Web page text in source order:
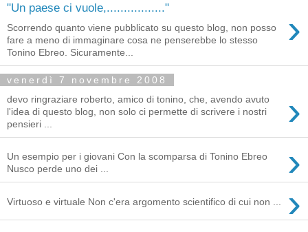
"Un paese ci vuole,................." ›
Scorrendo quanto viene pubblicato su questo blog, non posso
fare a meno di immaginare cosa ne penserebbe lo stesso
Tonino Ebreo. Sicuramente...
venerdì 7 novembre 2008
›
devo ringraziare roberto, amico di tonino, che, avendo avuto
l'idea di questo blog, non solo ci permette di scrivere i nostri
pensieri ...
›
Un esempio per i giovani Con la scomparsa di Tonino Ebreo
Nusco perde uno dei ...
›
Virtuoso e virtuale Non c'era argomento scientifi­co di cui non ...